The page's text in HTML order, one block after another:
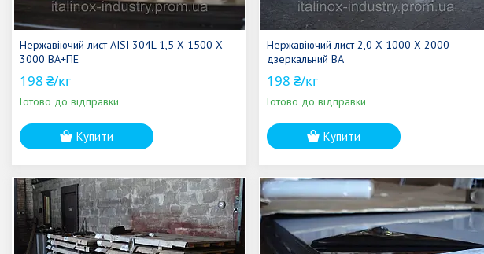
Нержавіючий лист AISI 304L 1,5 Х 1500 Х
3000 ВА+ПЕ
198 ₴/кг
Готово до відправки
Купити
Нержавіючий лист 2,0 Х 1000 Х 2000
дзеркальний ВА
198 ₴/кг
Готово до відправки
Купити